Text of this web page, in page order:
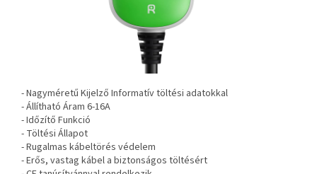
- Nagyméretű Kijelző Informatív töltési adatokkal
- Állítható Áram 6-16A
- Időzítő Funkció
- Töltési Állapot
- Rugalmas kábeltörés védelem
- Erős, vastag kábel a biztonságos töltésért